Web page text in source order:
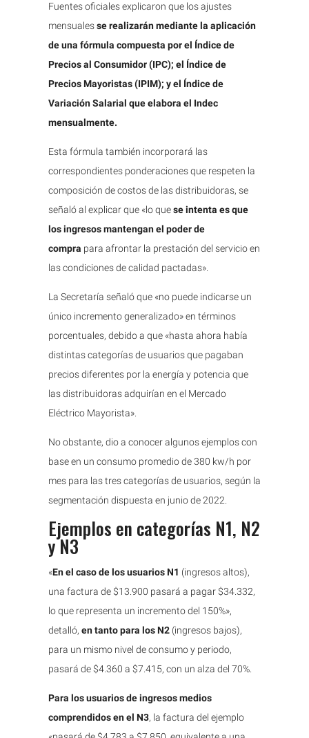
Fuentes oficiales explicaron que los ajustes
mensualesse realizarán mediante la aplicación
de una fórmula compuesta por el Índice de
Precios al Consumidor (IPC); el Índice de
Precios Mayoristas (IPIM); y el Índice de
Variación Salarial que elabora el Indec
mensualmente.
Esta fórmula también incorporará las
correspondientes ponderaciones que respeten la
composición de costos de las distribuidoras, se
señaló al explicar que «lo quese intenta es que
los ingresos mantengan el poder de
compra para afrontar la prestación del servicio en
las condiciones de calidad pactadas».
La Secretaría señaló que «no puede indicarse un
único incremento generalizado» en términos
porcentuales, debido a que «hasta ahora había
distintas categorías de usuarios que pagaban
precios diferentes por la energía y potencia que
las distribuidoras adquirían en el Mercado
Eléctrico Mayorista».
No obstante, dio a conocer algunos ejemplos con
base en un consumo promedio de 380 kw/h por
mes para las tres categorías de usuarios, según la
segmentación dispuesta en junio de 2022.
Ejemplos en categorías N1, N2
y N3
«En el caso de los usuarios N1 (ingresos altos),
una factura de $13.900 pasará a pagar $34.332,
lo que representa un incremento del 150%»,
detalló, en tanto para los N2 (ingresos bajos),
para un mismo nivel de consumo y periodo,
pasará de $4.360 a $7.415, con un alza del 70%.
Para los usuarios de ingresos medios
comprendidos en el N3, la factura del ejemplo